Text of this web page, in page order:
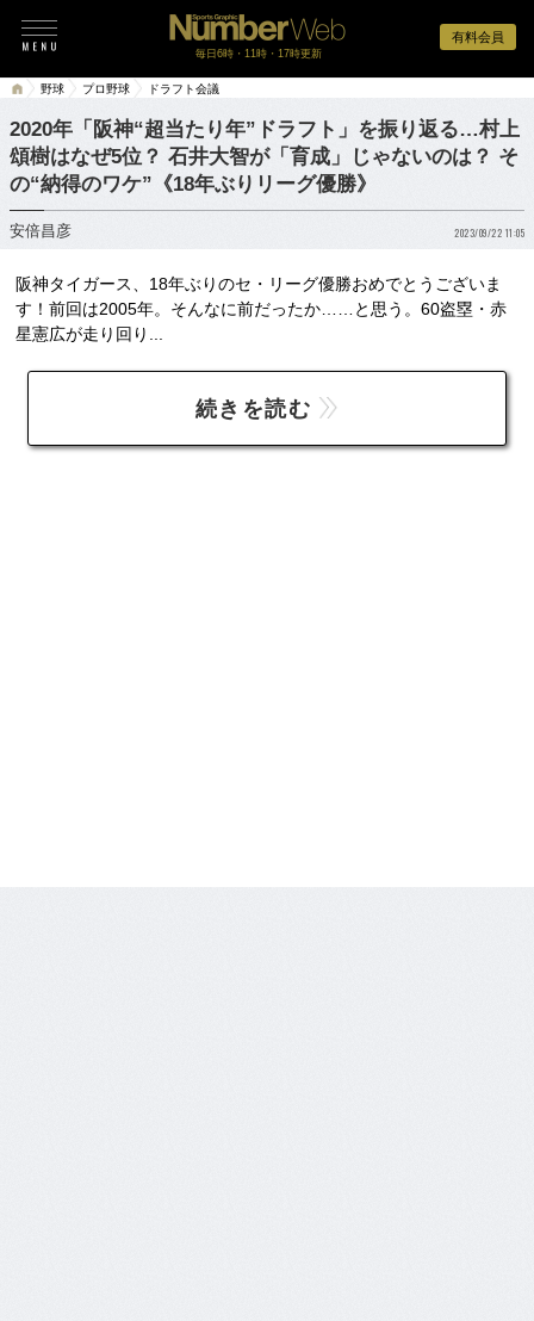
有料会員
毎日6時・11時・17時更新
野球 プロ野球 ドラフト会議
2020年「阪神“超当たり年”ドラフト」を振り返る…村上
頌樹はなぜ5位？ 石井大智が「育成」じゃないのは？ そ
の“納得のワケ”《18年ぶりリーグ優勝》
安倍昌彦 2023/09/22 11:05
阪神タイガース、18年ぶりのセ・リーグ優勝おめでとうございま
す！前回は2005年。そんなに前だったか……と思う。60盗塁・赤
星憲広が走り回り...
続きを読む